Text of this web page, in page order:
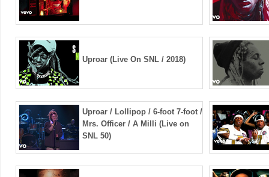
Uproar (Live On SNL / 2018)
Uproar / Lollipop / 6-foot 7-foot /
Mrs. Officer / A Milli (Live on
SNL 50)